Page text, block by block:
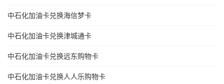
中石化加油卡兑换海信梦卡
中石化加油卡兑换津城通卡
中石化加油卡兑换远东购物卡
中石化加油卡兑换人人乐购物卡